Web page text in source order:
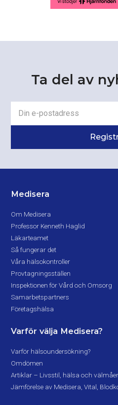
Ta del av
Medisera
Om Medisera
Professor Kenneth Haglid
Läkarteamet
Så fungerar det
Våra hälsokontroller
Provtagningsställen
Inspektionen för Vård och Omsorg
Samarbetspartners
Företagshälsa
Varför välja Medisera?
Varför hälsoundersökning?
Omdömen
Artiklar – Livsstil, hälsa och
Jämförelse av Medisera, Vital,